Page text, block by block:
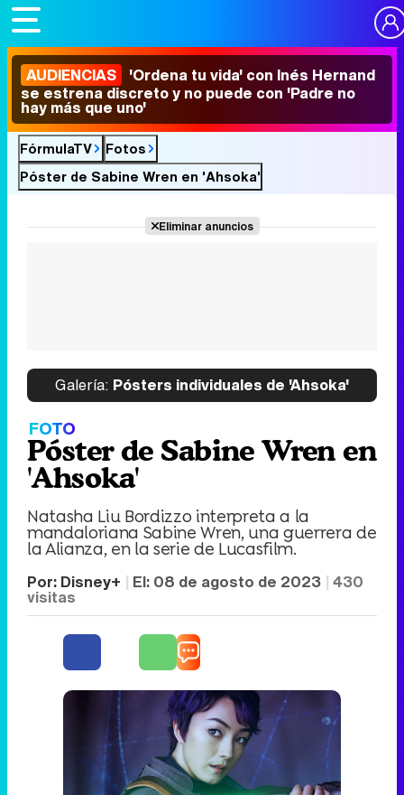
AUDIENCIAS 'Ordena tu vida' con Inés Hernand
se estrena discreto y no puede con 'Padre no
hay más que uno'
FórmulaTV
Fotos
Póster de Sabine Wren en 'Ahsoka'
Eliminar anuncios
Galería: Pósters individuales de 'Ahsoka'
FOTO
Póster de Sabine Wren en
'Ahsoka'
Natasha Liu Bordizzo interpreta a la
mandaloriana Sabine Wren, una guerrera de
la Alianza, en la serie de Lucasfilm.
Por: Disney+ El: 08 de agosto de 2023 430
visitas